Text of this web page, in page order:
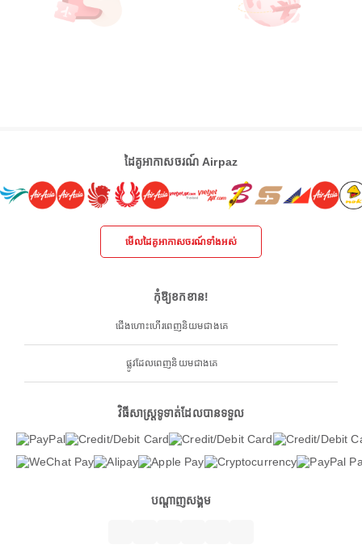
ដៃគូអាកាសចរណ៍ Airpaz
មើលដៃគូអាកាសចរណ៍ទាំងអស់
កុំឱ្យខកខាន!
ជើងហោះហើរពេញនិយមជាងគេ
ផ្លូវដែលពេញនិយមជាងគេ
វិធីសាស្ត្រទូទាត់ដែលបានទទួល
បណ្តាញសង្គម